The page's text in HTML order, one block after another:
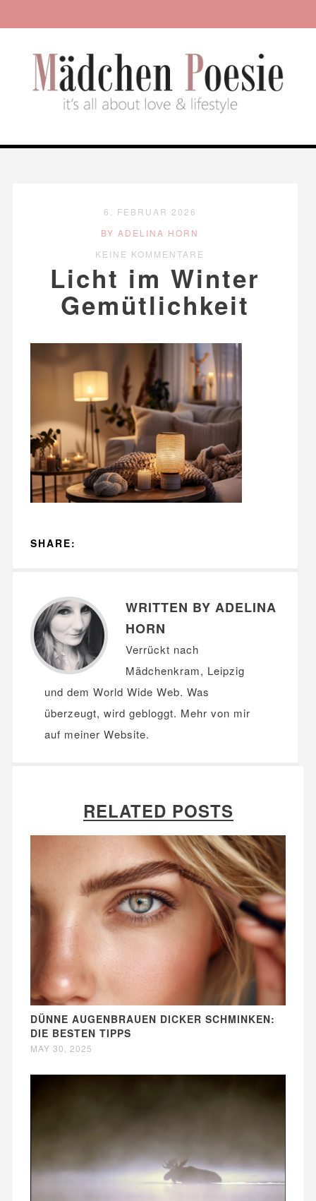
6. FEBRUAR 2026
BY ADELINA HORN
KEINE KOMMENTARE
Licht im Winter
Gemütlichkeit
SHARE:
WRITTEN BY ADELINA
HORN
Verrückt nach
Mädchenkram, Leipzig
und dem World Wide Web. Was
überzeugt, wird gebloggt. Mehr von mir
auf meiner Website.
RELATED POSTS
DÜNNE AUGENBRAUEN DICKER SCHMINKEN:
DIE BESTEN TIPPS
MAY 30, 2025